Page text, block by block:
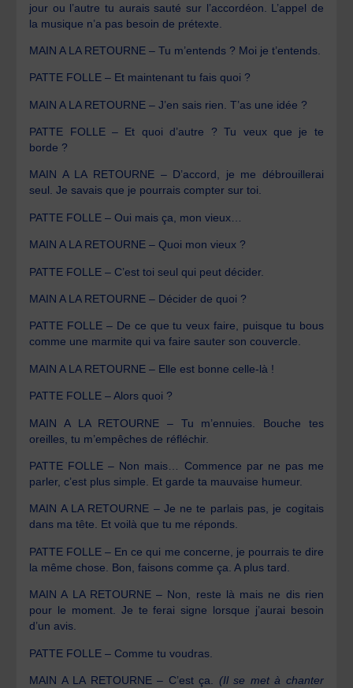
jour ou l’autre tu aurais sauté sur l’accordéon. L’appel de
la musique n’a pas besoin de prétexte.
MAIN A LA RETOURNE – Tu m’entends ? Moi je t’entends.
PATTE FOLLE – Et maintenant tu fais quoi ?
MAIN A LA RETOURNE – J’en sais rien. T’as une idée ?
PATTE FOLLE – Et quoi d’autre ? Tu veux que je te
borde ?
MAIN A LA RETOURNE – D’accord, je me débrouillerai
seul. Je savais que je pourrais compter sur toi.
PATTE FOLLE – Oui mais ça, mon vieux…
MAIN A LA RETOURNE – Quoi mon vieux ?
PATTE FOLLE – C’est toi seul qui peut décider.
MAIN A LA RETOURNE – Décider de quoi ?
PATTE FOLLE – De ce que tu veux faire, puisque tu bous
comme une marmite qui va faire sauter son couvercle.
MAIN A LA RETOURNE – Elle est bonne celle-là !
PATTE FOLLE – Alors quoi ?
MAIN A LA RETOURNE – Tu m’ennuies. Bouche tes
oreilles, tu m’empêches de réfléchir.
PATTE FOLLE – Non mais… Commence par ne pas me
parler, c’est plus simple. Et garde ta mauvaise humeur.
MAIN A LA RETOURNE – Je ne te parlais pas, je cogitais
dans ma tête. Et voilà que tu me réponds.
PATTE FOLLE – En ce qui me concerne, je pourrais te dire
la même chose. Bon, faisons comme ça. A plus tard.
MAIN A LA RETOURNE – Non, reste là mais ne dis rien
pour le moment. Je te ferai signe lorsque j’aurai besoin
d’un avis.
PATTE FOLLE – Comme tu voudras.
MAIN A LA RETOURNE – C’est ça. (Il se met à chanter